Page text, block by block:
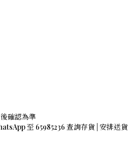
確認為準
至 65985236 查詢存貨 | 安排送貨